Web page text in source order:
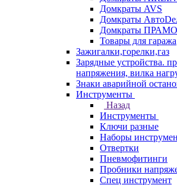
Домкраты AVS
Домкраты
Домкраты ПРАМО
Товары для гаража
Зажигалки,горелки,газ
Зарядные устройства.
напряжения, вилка
Знаки аварийной
Инструменты
Назад
Инструменты
Ключи разные
Наборы
Отвертки
Пневмофитинги
Пробники
Спец инструмент